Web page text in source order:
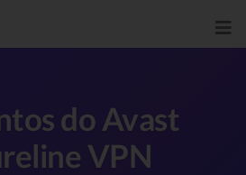
do Avast
VPN